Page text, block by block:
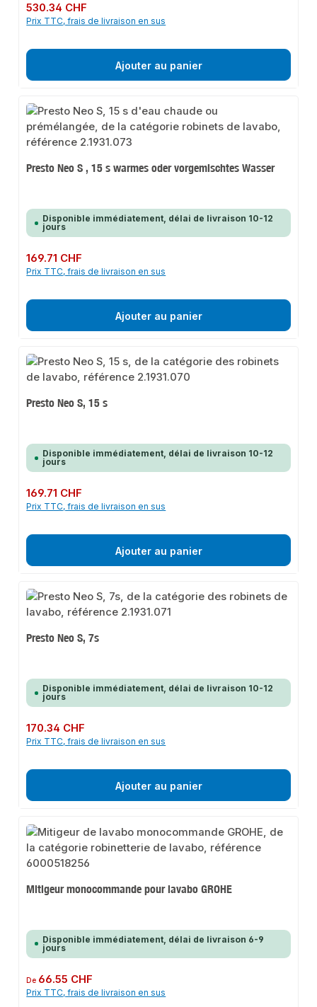
Prix régulier :
530.34 CHF
Prix TTC, frais de livraison en sus
Ajouter au panier
Presto Neo S , 15 s warmes oder vorgemischtes Wasser
Disponible immédiatement, délai de livraison 10-12
jours
Prix régulier :
169.71 CHF
Prix TTC, frais de livraison en sus
Ajouter au panier
Presto Neo S, 15 s
Disponible immédiatement, délai de livraison 10-12
jours
Prix régulier :
169.71 CHF
Prix TTC, frais de livraison en sus
Ajouter au panier
Presto Neo S, 7s
Disponible immédiatement, délai de livraison 10-12
jours
Prix régulier :
170.34 CHF
Prix TTC, frais de livraison en sus
Ajouter au panier
Mitigeur monocommande pour lavabo GROHE
Disponible immédiatement, délai de livraison 6-9
jours
Prix régulier :
De 66.55 CHF
Prix TTC, frais de livraison en sus